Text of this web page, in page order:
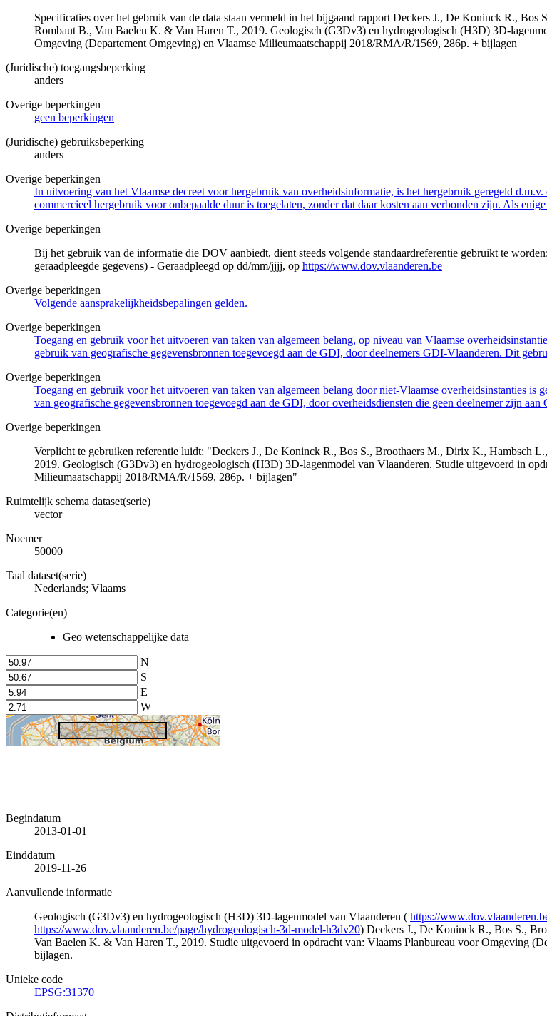
Specificaties over het gebruik van de data staan vermeld in het bijgaand rapport Deckers J., De Koninck R.,
Rombaut B., Van Baelen K. & Van Haren T., 2019. Geologisch (G3Dv3) en hydrogeologisch (H3D) 3D-
Omgeving (Departement Omgeving) en Vlaamse Milieumaatschappij 2018/RMA/R/1569, 286p. + bijlagen
(Juridische) toegangsbeperking
anders
Overige beperkingen
geen beperkingen
(Juridische) gebruiksbeperking
anders
Overige beperkingen
In uitvoering van het Vlaamse decreet voor hergebruik van overheidsinformatie, is het hergebruik geregeld
commercieel hergebruik voor onbepaalde duur is toegelaten, zonder dat daar kosten aan verbonden zijn. Als
Overige beperkingen
Bij het gebruik van de informatie die DOV aanbiedt, dient steeds volgende standaardreferentie gebruikt te
geraadpleegde gegevens) - Geraadpleegd op dd/mm/jjjj, op https://www.dov.vlaanderen.be
Overige beperkingen
Volgende aansprakelijkheidsbepalingen gelden.
Overige beperkingen
Toegang en gebruik voor het uitvoeren van taken van algemeen belang, op niveau van Vlaamse
gebruik van geografische gegevensbronnen toegevoegd aan de GDI, door deelnemers GDI-Vlaanderen. Dit
Overige beperkingen
Toegang en gebruik voor het uitvoeren van taken van algemeen belang door niet-Vlaamse overheidsinstanties
van geografische gegevensbronnen toegevoegd aan de GDI, door overheidsdiensten die geen deelnemer zijn
Overige beperkingen
Verplicht te gebruiken referentie luidt: "Deckers J., De Koninck R., Bos S., Broothaers M., Dirix K., Hambsch
2019. Geologisch (G3Dv3) en hydrogeologisch (H3D) 3D-lagenmodel van Vlaanderen. Studie uitgevoerd in
Milieumaatschappij 2018/RMA/R/1569, 286p. + bijlagen"
Ruimtelijk schema dataset(serie)
vector
Noemer
50000
Taal dataset(serie)
Nederlands; Vlaams
Categorie(en)
Geo wetenschappelijke data
N
S
E
W
Begindatum
2013-01-01
Einddatum
2019-11-26
Aanvullende informatie
Geologisch (G3Dv3) en hydrogeologisch (H3D) 3D-lagenmodel van Vlaanderen ( https://
https://www.dov.vlaanderen.be/page/hydrogeologisch-3d-model-h3dv20) Deckers J., De Koninck R., Bos S.,
Van Baelen K. & Van Haren T., 2019. Studie uitgevoerd in opdracht van: Vlaams Planbureau voor Omgeving
bijlagen.
Unieke code
EPSG:31370